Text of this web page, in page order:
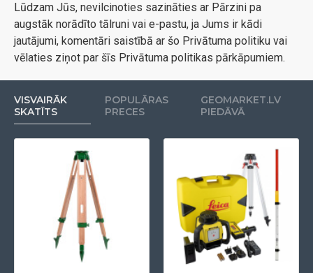
Lūdzam Jūs, nevilcinoties sazināties ar Pārzini pa
augstāk norādīto tālruni vai e-pastu, ja Jums ir kādi
jautājumi, komentāri saistībā ar šo Privātuma politiku vai
vēlaties ziņot par šīs Privātuma politikas pārkāpumiem.
VISVAIRĀK
SKATĪTS
POPULĀRAS
PRECES
GEOMARKET.LV
PIEDĀVĀ